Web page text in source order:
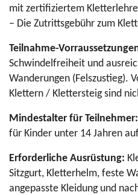
mit zertifiziertem
– Die Zutrittsgebühr zum
Teilnahme-
Schwindelfreiheit und
Wanderungen (Felszustieg).
Klettern / Klettersteig sind
Mindestalter für Teilnehmer:
für Kinder unter 14 Jahren
Erforderliche Ausrüstung:
Sitzgurt, Kletterhelm, feste
angepasste Kleidung und